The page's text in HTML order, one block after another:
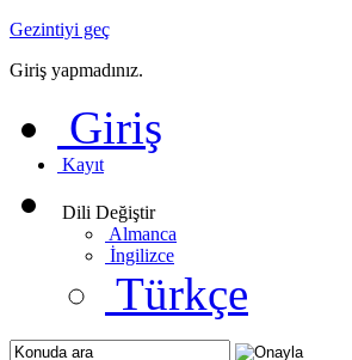
Gezintiyi geç
Giriş yapmadınız.
Giriş
Kayıt
Dili Değiştir
Almanca
İngilizce
Türkçe